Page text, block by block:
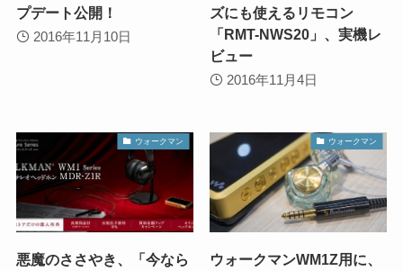
プデート公開！
2016年11月10日
ズにも使えるリモコン
「RMT-NWS20」、実機レ
ビュー
2016年11月4日
ウォークマン
悪魔のささやき、「今なら
ウォークマン
ウォークマンWM1Z用に、